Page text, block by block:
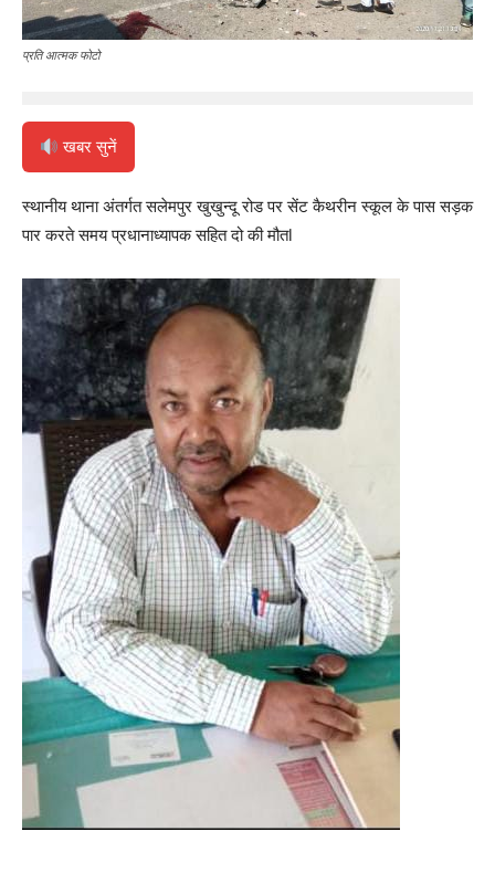
प्रति आत्मक फोटो
खबर सुनें
स्थानीय थाना अंतर्गत सलेमपुर खुखुन्दू रोड पर सेंट कैथरीन स्कूल के पास सड़क
पार करते समय प्रधानाध्यापक सहित दो की मौतl